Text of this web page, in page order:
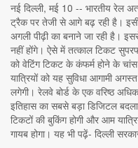
नई दिल्ली, मई 10 -- भारतीय रेल
ट्रैक पर तेजी से आगे बढ़ रही है।
अगली पीढ़ी का बनाने जा रही है।
नहीं होंगे। ऐसे में तत्काल टिकट
को वेटिंग टिकट के कंफर्म होने के
यात्रियों को यह सुविधा आगामी
लगेगी। रेलवे बोर्ड के एक वरिष्ठ
इतिहास का सबसे बड़ा डिजिटल
टिकटों की बुकिंग होगी और आम
गायब होगा। यह भी पढ़ें- दिल्ली